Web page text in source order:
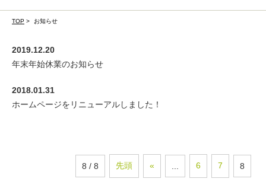
TOP > お知らせ
2019.12.20
年末年始休業のお知らせ
2018.01.31
ホームページをリニューアルしました！
8 / 8 先頭 « 6 7 8